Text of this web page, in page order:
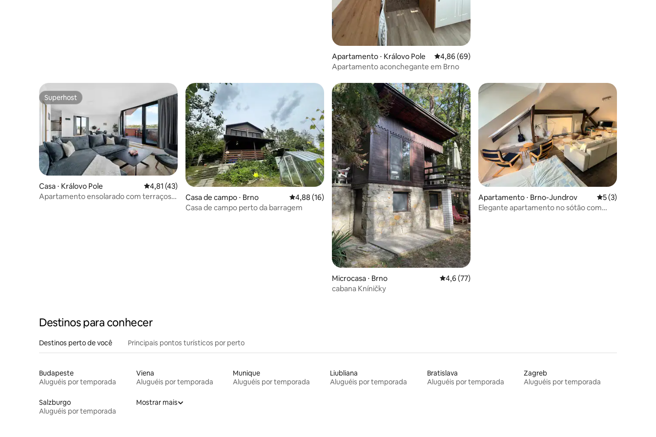
Apartamento ⋅ Královo Pole 4,86 de uma avaliação média de 5, 69 avaliações
4,86 (69)
Apartamento aconchegante em Brno
Superhost
Superhost
Casa ⋅ Královo Pole 4,81 de uma avaliação média de 5, 43 avaliações
4,81 (43)
Apartamento ensolarado com terraços -
Casa de campo ⋅ Brno 4,88 de uma avaliação média de 5, 16 avaliações
4,88 (16)
Casa de campo perto da barragem
Microcasa ⋅ Brno 4,6 de uma avaliação média de 5, 77 avaliações
4,6 (77)
cabana Kníničky
Apartamento ⋅ Brno-Jundrov 5 de uma
5 (3)
Elegante apartamento no sótão com
Destinos para conhecer
Destinos perto de você Principais pontos turísticos por perto
Budapeste
Aluguéis por temporada
Viena
Aluguéis por temporada
Munique
Aluguéis por temporada
Liubliana
Aluguéis por temporada
Bratislava
Aluguéis por temporada
Zagreb
Aluguéis por temporada
Salzburgo
Aluguéis por temporada
Mostrar mais